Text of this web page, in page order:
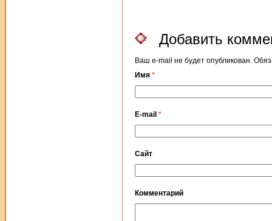
Добавить
Ваш e-mail не будет опубликован.
Имя *
E-mail *
Сайт
Комментарий